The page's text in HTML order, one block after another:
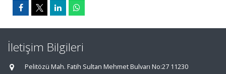
İletişim Bilgileri
Pelitözü Mah. Fatih Sultan Mehmet Bulvarı No:27 11230